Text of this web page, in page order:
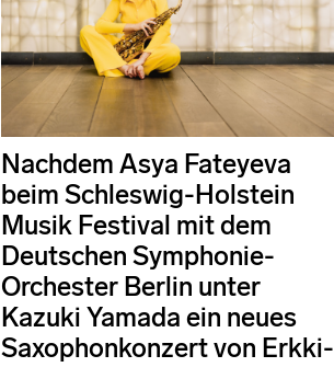
Nachdem Asya Fateyeva
beim Schleswig-Holstein
Musik Festival mit dem
Deutschen Symphonie-
Orchester Berlin unter
Kazuki Yamada ein neues
Saxophonkonzert von Erkki-